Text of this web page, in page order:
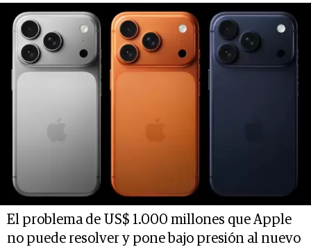
El problema de US$ 1.000 millones que Apple
no puede resolver y pone bajo presión al nuevo